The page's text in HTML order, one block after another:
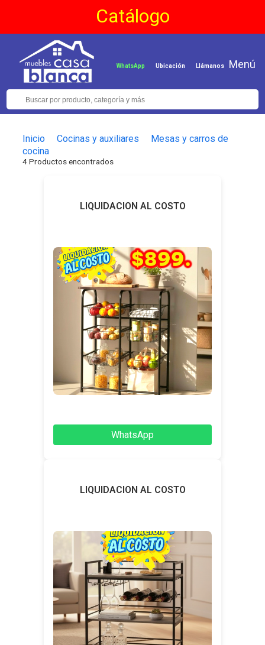
Catálogo
WhatsApp Ubicación Llámanos Menú
Inicio Cocinas y auxiliares
Mesas y carros de
cocina
4 Productos encontrados
LIQUIDACION AL COSTO
WhatsApp
LIQUIDACION AL COSTO